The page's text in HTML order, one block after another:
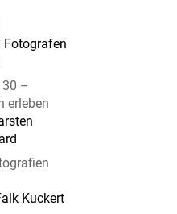
Fotografen
–
erleben
Kuckert